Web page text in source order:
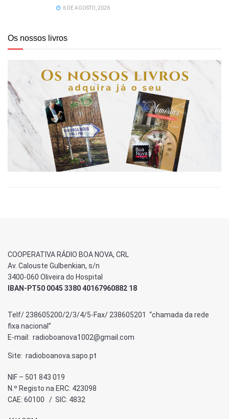
6 DE AGOSTO, 2026
Os nossos livros
COOPERATIVA RÁDIO BOA NOVA, CRL
Av. Calouste Gulbenkian, s/n
3400-060 Oliveira do Hospital
IBAN-PT50 0045 3380 40167960882 18
Telf/ 238605200/2/3/4/5-Fax/ 238605201 “chamada da rede
fixa nacional”
E-mail: radioboanova1002@gmail.com
Site: radioboanova.sapo.pt
NIF – 501 843 019
N.º Registo na ERC: 423098
CAE: 60100 / SIC: 4832